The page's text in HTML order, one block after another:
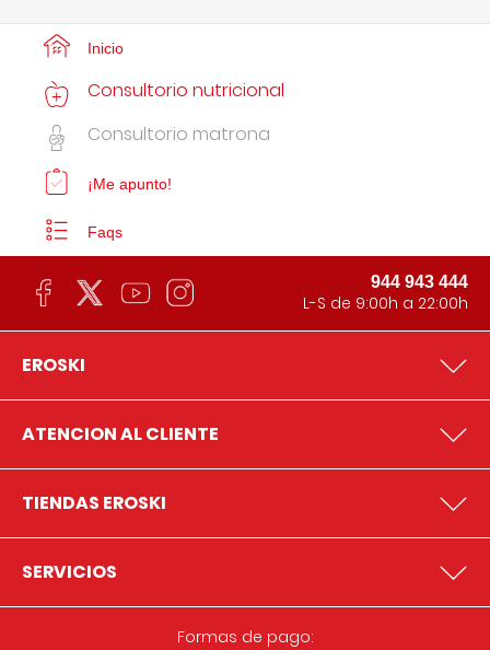
Inicio
Consultorio nutricional
Consultorio matrona
¡Me apunto!
Faqs
944 943 444
L-S de 9:00h a 22:00h
EROSKI
ATENCION AL CLIENTE
TIENDAS EROSKI
SERVICIOS
Formas de pago: